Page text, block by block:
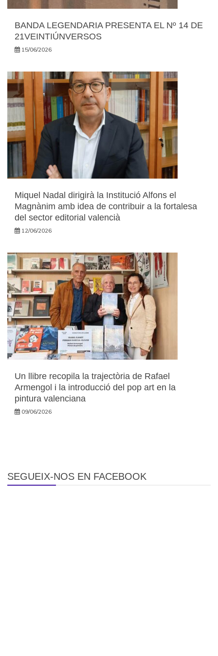
BANDA LEGENDARIA PRESENTA EL Nº 14 DE
21VEINTIÚNVERSOS
15/06/2026
Miquel Nadal dirigirà la Institució Alfons el
Magnànim amb idea de contribuir a la fortalesa
del sector editorial valencià
12/06/2026
Un llibre recopila la trajectòria de Rafael
Armengol i la introducció del pop art en la
pintura valenciana
09/06/2026
SEGUEIX-NOS EN FACEBOOK